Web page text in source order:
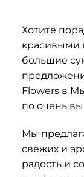
Хотите
красивыми
большие
Flowers в
по очень
Мы
свежих и
радость и